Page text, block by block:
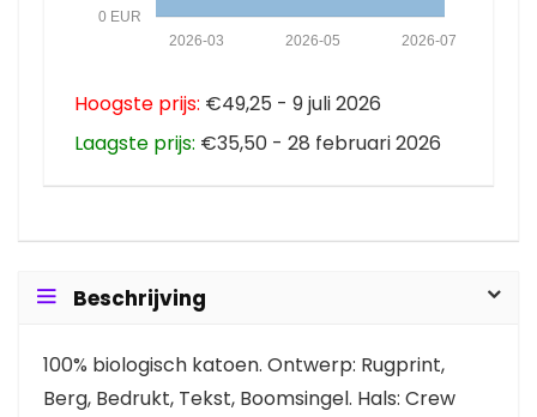
0 EUR
2026-07
2026-05
2026-03
Hoogste prijs: €49,25 - 9 juli 2026
Laagste prijs: €35,50 - 28 februari 2026
Beschrijving
100% biologisch katoen. Ontwerp: Rugprint,
Berg, Bedrukt, Tekst, Boomsingel. Hals: Crew